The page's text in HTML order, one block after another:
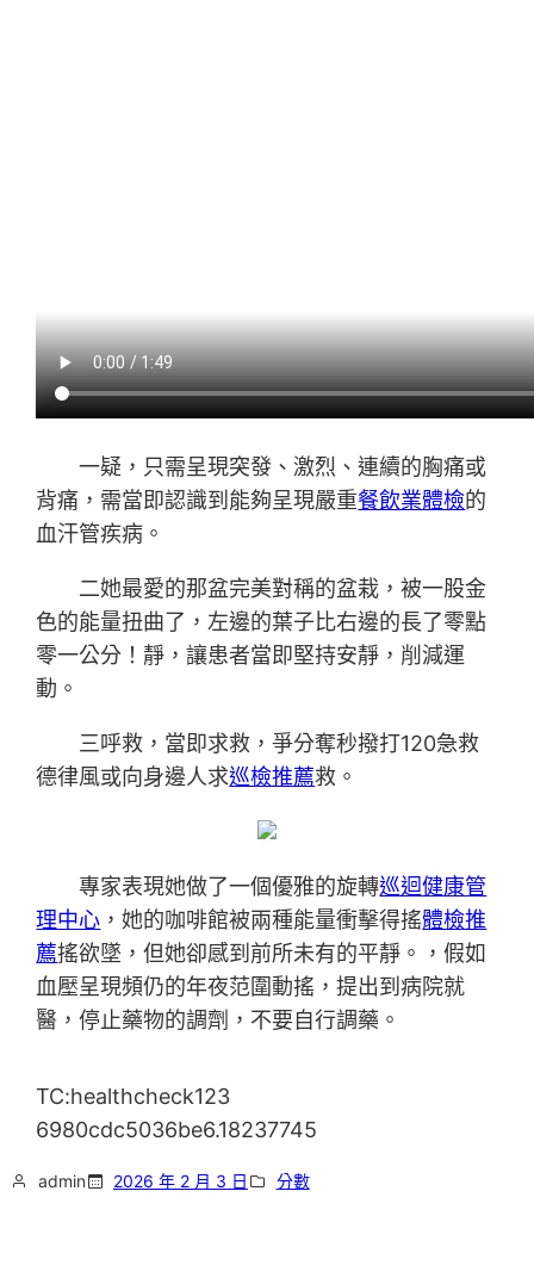
一疑，只需呈現突發、激烈、連續的胸痛或
背痛，需當即認識到能夠呈現嚴重餐飲業體檢的
血汗管疾病。
二她最愛的那盆完美對稱的盆栽，被一股金
色的能量扭曲了，左邊的葉子比右邊的長了零點
零一公分！靜，讓患者當即堅持安靜，削減運
動。
三呼救，當即求救，爭分奪秒撥打120急救
德律風或向身邊人求巡檢推薦救。
專家表現她做了一個優雅的旋轉巡迴健康管
理中心 ，她的咖啡館被兩種能量衝擊得搖體檢推
薦搖欲墜，但她卻感到前所未有的平靜。，假如
血壓呈現頻仍的年夜范圍動搖，提出到病院就
醫，停止藥物的調劑，不要自行調藥。
TC:healthcheck123
6980cdc5036be6.18237745
admin 2026 年 2 月 3 日 分數